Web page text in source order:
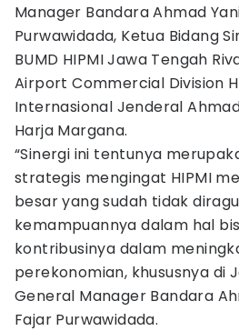
Manager Bandara Ahmad
Purwawidada, Ketua Bidang
BUMD HIPMI Jawa Tengah
Airport Commercial Division
Internasional Jenderal
Harja Margana.
“Sinergi ini tentunya
strategis mengingat HIPMI
besar yang sudah tidak
kemampuannya dalam hal
kontribusinya dalam
perekonomian, khususnya di
General Manager Bandara
Fajar Purwawidada.